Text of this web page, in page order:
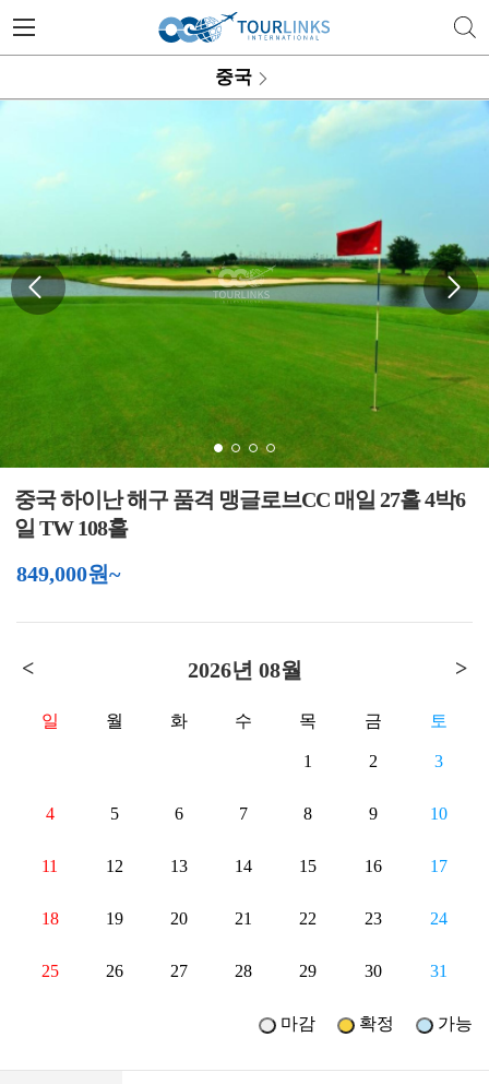
투어링스 | 행복한 골프 여행의
중국
중국 하이난 해구 품격 맹글로브CC 매일 27홀 4박6
일 TW 108홀
849,000원~
< 2026년 08월 >
일 월 화 수 목 금 토
1 2 3
4 5 6 7 8 9 10
11 12 13 14 15 16 17
18 19 20 21 22 23 24
25 26 27 28 29 30 31
가능
확정
마감